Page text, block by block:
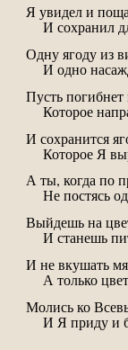
Я увидел и
И сохранил
Одну ягоду из
И одно
Пусть
Которое
И сохранится
Которое Я
А ты, когда по
Не постясь
Выйдешь на
И станешь
И не вкушать
А только
Молись ко
И Я приду и